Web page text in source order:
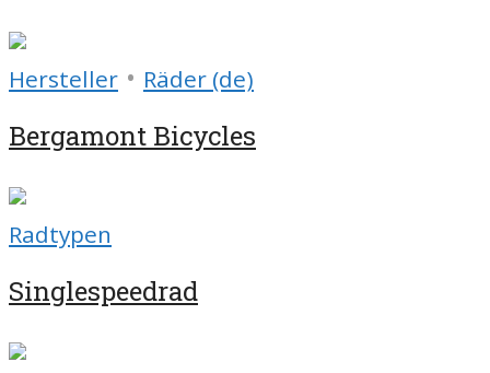
Hersteller • Räder (de)
Bergamont Bicycles
Radtypen
Singlespeedrad